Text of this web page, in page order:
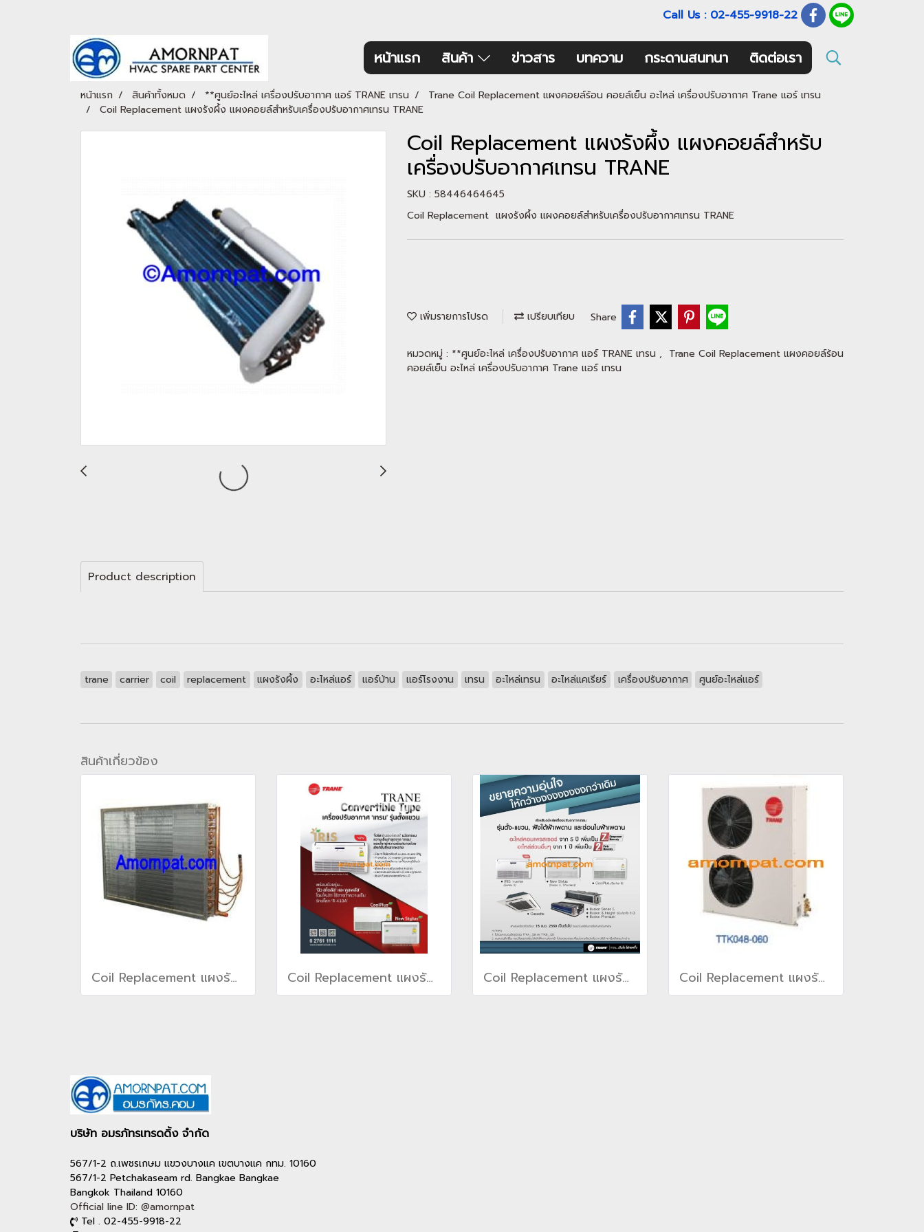
Call Us : 02-455-9918-22
หน้าแรก สินค้า ข่าวสาร บทความ กระดานสนทนา ติดต่อเรา
หน้าแรก สินค้าทั้งหมด **ศูนย์อะไหล่ เครื่องปรับอากาศ แอร์ TRANE เทรน
Trane Coil Replacement แผงคอยล์ร้อน คอยล์เย็น อะไหล่ เครื่องปรับอากาศ Trane แอร์ เทรน
Coil Replacement แผงรังผึ้ง แผงคอยล์สำหรับเครื่องปรับอากาศเทรน TRANE
Coil Replacement แผงรังผึ้ง แผงคอยล์สำหรับ
เครื่องปรับอากาศเทรน TRANE
SKU : 58446464645
Coil Replacement แผงรังผึ้ง แผงคอยล์สำหรับเครื่องปรับอากาศเทรน TRANE
เพิ่มรายการโปรด เปรียบเทียบ Share
หมวดหมู่ : **ศูนย์อะไหล่ เครื่องปรับอากาศ แอร์ TRANE เทรน , Trane Coil Replacement แผงคอยล์ร้อน
คอยล์เย็น อะไหล่ เครื่องปรับอากาศ Trane แอร์ เทรน
Product description
trane carrier coil replacement แผงรังผึ้ง อะไหล่แอร์ แอร์บ้าน แอร์โรงงาน เทรน อะไหล่เทรน อะไหล่แคเรียร์ เครื่องปรับอากาศ ศูนย์อะไหล่แอร์
สินค้าเกี่ยวข้อง
Coil Replacement แผงรังผึ้ง แผงคอยล์สำหรับเครื่องปรับอากาศเทรน TRANE(copy)(copy)(copy)(copy) Coil Replacement แผงรังผึ้ง แผงคอยล์สำหรับเครื่องปรับอากาศเทรน TRANE(copy)(copy)(copy) Coil Replacement แผงรังผึ้ง แผงคอยล์สำหรับเครื่องปรับอากาศเทรน TRANE(copy)(copy)(copy) Coil Replacement แผงรังผึ้ง แผงคอยล์สำหรับเครื่องปรับอากาศเทรน TRANE
บริษัท อมรภัทรเทรดดิ้ง จำกัด
567/1-2 ถ.เพชรเกษม แขวงบางแค เขตบางแค กทม. 10160
567/1-2 Petchakaseam rd. Bangkae Bangkae
Bangkok Thailand 10160
Official line ID: @amornpat
Tel . 02-455-9918-22